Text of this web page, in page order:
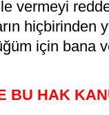
vermeyi
hiçbirinden
için bana
BU HAK